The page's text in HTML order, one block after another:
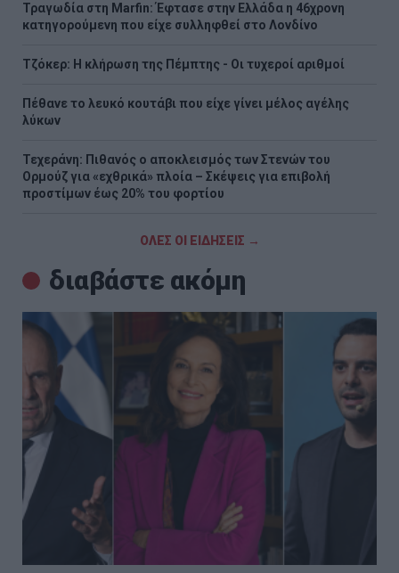
Τραγωδία στη Marfin: Έφτασε στην Ελλάδα η 46χρονη
κατηγορούμενη που είχε συλληφθεί στο Λονδίνο
Τζόκερ: Η κλήρωση της Πέμπτης - Οι τυχεροί αριθμοί
Πέθανε το λευκό κουτάβι που είχε γίνει μέλος αγέλης
λύκων
Τεχεράνη: Πιθανός ο αποκλεισμός των Στενών του
Ορμούζ για «εχθρικά» πλοία – Σκέψεις για επιβολή
προστίμων έως 20% του φορτίου
ΟΛΕΣ ΟΙ ΕΙΔΗΣΕΙΣ →
διαβάστε ακόμη